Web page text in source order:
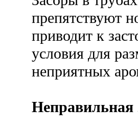
препятствуют
приводит к
условия для
неприятных
Неправильная